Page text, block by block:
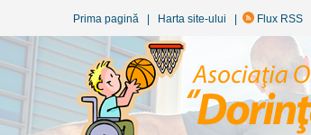
Prima pagină Harta site-ului Flux RSS